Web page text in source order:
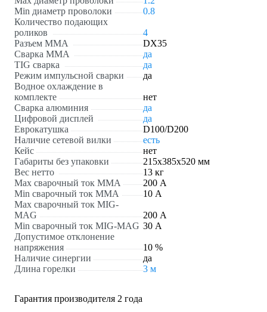
Min диаметр проволоки
0.8
Количество подающих
роликов
4
Разъем ММА
DX35
Сварка ММА
да
TIG сварка
да
Режим импульсной сварки
да
Водное охлаждение в
комплекте
нет
Сварка алюминия
да
Цифровой дисплей
да
Еврокатушка
D100/D200
Наличие сетевой вилки
есть
Кейс
нет
Габариты без упаковки
215х385х520 мм
Вес нетто
13 кг
Max сварочный ток ММА
200 А
Min сварочный ток ММА
10 А
Max сварочный ток MIG-
MAG
200 А
Min сварочный ток MIG-MAG 30 А
Допустимое отклонение
напряжения
10 %
Наличие синергии
да
Длина горелки
3 м
Гарантия производителя 2 года